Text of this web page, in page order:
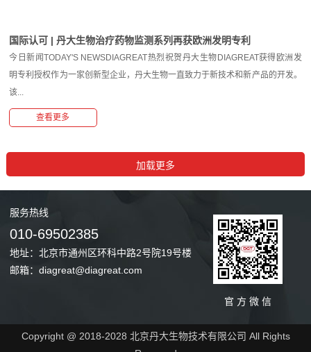
国际认可 | 丹大生物治疗药物监测系列再获欧洲发明专利
今日新闻TODAY'S NEWSDIAGREAT热烈祝贺丹大生物DIAGREAT获得欧洲发
明专利授权作为一家创新型企业，丹大生物一直致力于新技术和新产品的开发。
该...
查看更多
服务热线
010-69502385
地址：北京市通州区环科中路2号院19号楼
邮箱：diagreat@diagreat.com
官 方 微 信
Copyright @ 2018-2028 北京丹大生物技术有限公司 All Rights